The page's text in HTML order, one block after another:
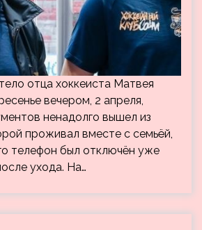
отца хоккеиста Матвея
вечером, 2 апреля,
ненадолго вышел из
проживал вместе с семьёй,
телефон был отключён уже
ухода. На…